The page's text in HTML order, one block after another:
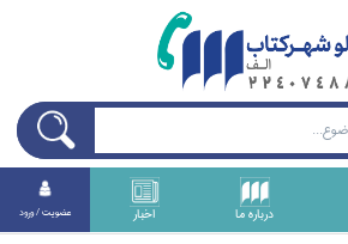
درباره ما اخبار عضويت / ورود